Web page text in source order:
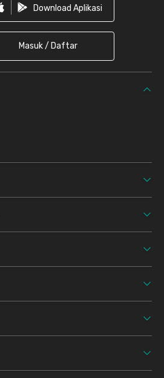
Download Aplikasi
Masuk / Daftar